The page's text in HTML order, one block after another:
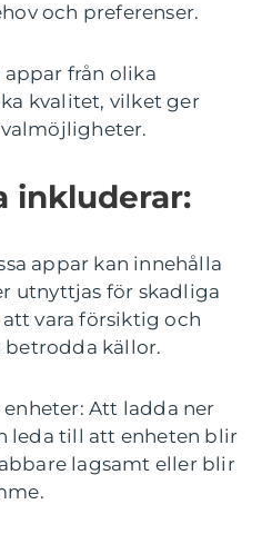
och preferenser.
från olika
kvalitet, vilket ger
inkluderar:
appar kan innehålla
utnyttjas för skadliga
vara försiktig och
betrodda källor.
Att ladda ner
leda till att enheten blir
lagsamt eller blir